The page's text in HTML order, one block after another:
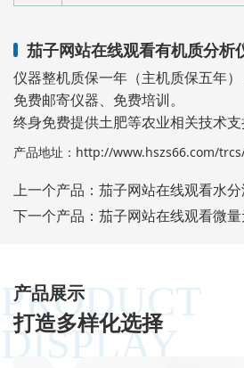
茄子网站在线观看有机质分析
仪器整机质保一年（主机质保五年
免费邮寄仪器、免费培训。
终身免费提供土肥等农业相关技术支
产品地址： http://www.hszs66.com/
上一个产品： 茄子网站在线观看水
下一个产品： 茄子网站在线观看微
产品展示
打造多样化选择
PRODUCT
DISPLAY